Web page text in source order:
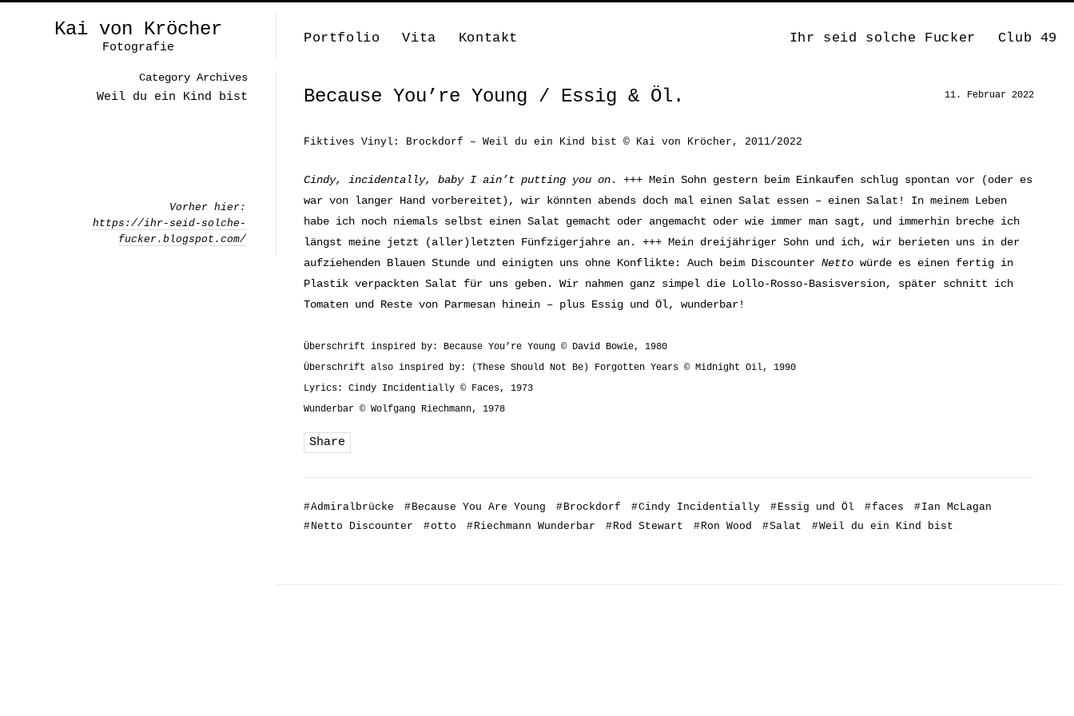
Kai von Kröcher
Fotografie
Portfolio Vita Kontakt Ihr seid solche Fucker Club 49
Because You’re Young / Essig & Öl. 11. Februar 2022
Fiktives Vinyl: Brockdorf – Weil du ein Kind bist © Kai von Kröcher, 2011/2022
Cindy, incidentally, baby I ain’t putting you on. +++ Mein Sohn gestern beim Einkaufen schlug spontan vor (oder es
war von langer Hand vorbereitet), wir könnten abends doch mal einen Salat essen – einen Salat! In meinem Leben
habe ich noch niemals selbst einen Salat gemacht oder angemacht oder wie immer man sagt, und immerhin breche ich
längst meine jetzt (aller)letzten Fünfzigerjahre an. +++ Mein dreijähriger Sohn und ich, wir berieten uns in der
aufziehenden Blauen Stunde und einigten uns ohne Konflikte: Auch beim Discounter Netto würde es einen fertig in
Plastik verpackten Salat für uns geben. Wir nahmen ganz simpel die Lollo-Rosso-Basisversion, später schnitt ich
Tomaten und Reste von Parmesan hinein – plus Essig und Öl, wunderbar!
Überschrift inspired by: Because You’re Young © David Bowie, 1980
Überschrift also inspired by: (These Should Not Be) Forgotten Years © Midnight Oil, 1990
Lyrics: Cindy Incidentially © Faces, 1973
Wunderbar © Wolfgang Riechmann, 1978
Share
#Admiralbrücke #Because You Are Young #Brockdorf #Cindy Incidentially #Essig und Öl #faces #Ian McLagan
#Netto Discounter #otto #Riechmann Wunderbar #Rod Stewart #Ron Wood #Salat #Weil du ein Kind bist
Category Archives
Weil du ein Kind bist
Vorher hier:
https://ihr-seid-solche-
fucker.blogspot.com/